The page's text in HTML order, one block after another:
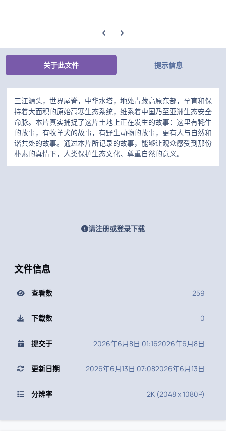
上一张轮播幻灯片
下一张轮播幻灯片
关于此文件 提示信息
三江源头，世界屋脊，中华水塔，地处青藏高原东部，孕育和保
持着大面积的原始高寒生态系统，维系着中国乃至亚洲生态安全
命脉。本片真实捕捉了这片土地上正在发生的故事：这里有牦牛
的故事，有牧羊犬的故事，有野生动物的故事，更有人与自然和
谐共处的故事。通过本片所记录的故事，能够让观众感受到那份
朴素的真情下，人类保护生态文化、尊重自然的意义。
请注册或登录下载
文件信息
查看数 259
下载数 0
提交于 2026年6月8日 01:162026年6月8日
更新日期 2026年6月13日 07:082026年6月13日
分辨率 2K (2048 x 1080P)